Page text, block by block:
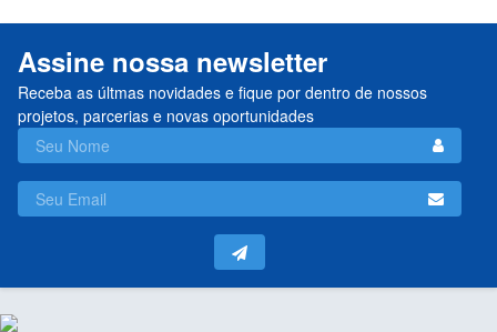
Assine nossa newsletter
Receba as últmas novidades e fique por dentro de nossos
projetos, parcerias e novas oportunidades